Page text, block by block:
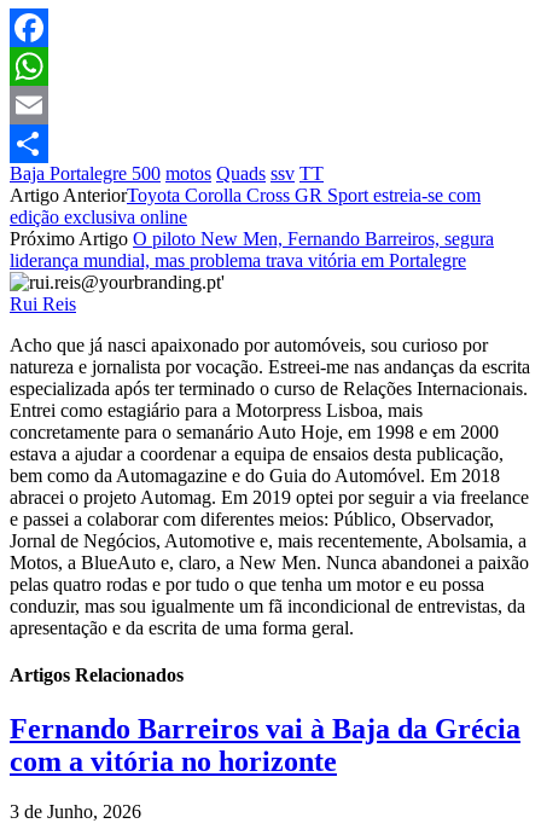
Facebook
WhatsApp
Email
Partilhar
Baja Portalegre 500 motos Quads ssv TT
Artigo AnteriorToyota Corolla Cross GR Sport estreia-se com
edição exclusiva online
Próximo Artigo O piloto New Men, Fernando Barreiros, segura
liderança mundial, mas problema trava vitória em Portalegre
Rui Reis
Acho que já nasci apaixonado por automóveis, sou curioso por
natureza e jornalista por vocação. Estreei-me nas andanças da escrita
especializada após ter terminado o curso de Relações Internacionais.
Entrei como estagiário para a Motorpress Lisboa, mais
concretamente para o semanário Auto Hoje, em 1998 e em 2000
estava a ajudar a coordenar a equipa de ensaios desta publicação,
bem como da Automagazine e do Guia do Automóvel. Em 2018
abracei o projeto Automag. Em 2019 optei por seguir a via freelance
e passei a colaborar com diferentes meios: Público, Observador,
Jornal de Negócios, Automotive e, mais recentemente, Abolsamia, a
Motos, a BlueAuto e, claro, a New Men. Nunca abandonei a paixão
pelas quatro rodas e por tudo o que tenha um motor e eu possa
conduzir, mas sou igualmente um fã incondicional de entrevistas, da
apresentação e da escrita de uma forma geral.
Artigos Relacionados
Fernando Barreiros vai à Baja da Grécia
com a vitória no horizonte
3 de Junho, 2026